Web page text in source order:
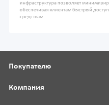
инфраструктура позволяет
обеспечивая клиентам быстрый
средствам
Покупателю
Компания